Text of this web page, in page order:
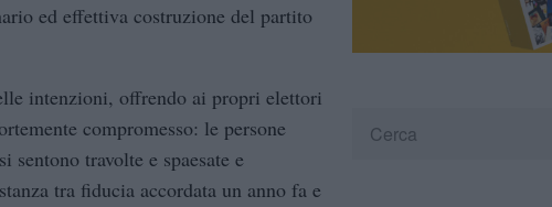
ed effettiva costruzione del partito
intenzioni, offrendo ai propri elettori
compromesso: le persone
travolte e spaesate e
tra fiducia accordata un anno fa e